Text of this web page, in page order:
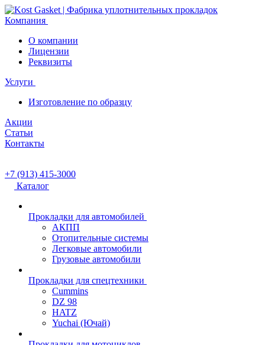
Компания
О компании
Лицензии
Реквизиты
Услуги
Изготовление по образцу
Акции
Статьи
Контакты
+7 (913) 415-3000
Каталог
Прокладки для автомобилей
АКПП
Отопительные системы
Легковые автомобили
Грузовые автомобили
Прокладки для спецтехники
Cummins
DZ 98
HATZ
Yuchai (Ючай)